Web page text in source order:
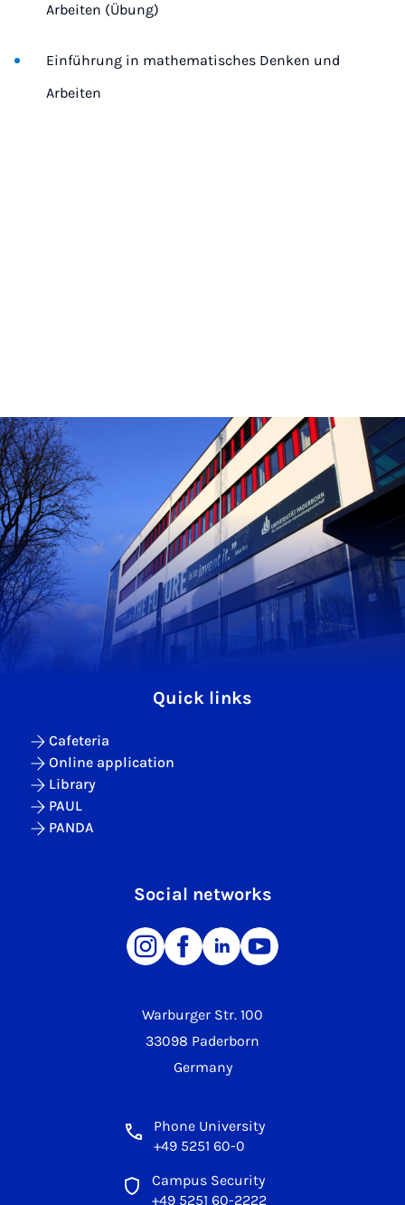
Arbeiten (Übung)
Einführung in mathematisches Denken und
Arbeiten
Warburger Str. 100
33098 Paderborn
Germany
Phone University
+49 5251 60-0
Campus Security
+49 5251 60-2222
Quick links
Cafeteria
Online application
Library
PAUL
PANDA
Social networks